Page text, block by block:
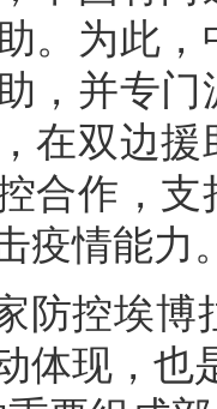
。为此
，并专
在双边
合作，
疫情能力
防控埃博
体现，也